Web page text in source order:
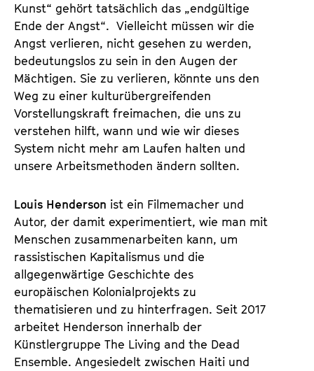
Kunst“ gehört tatsächlich das „endgültige
Ende der Angst“. Vielleicht müssen wir die
Angst verlieren, nicht gesehen zu werden,
bedeutungslos zu sein in den Augen der
Mächtigen. Sie zu verlieren, könnte uns den
Weg zu einer kulturübergreifenden
Vorstellungskraft freimachen, die uns zu
verstehen hilft, wann und wie wir dieses
System nicht mehr am Laufen halten und
unsere Arbeitsmethoden ändern sollten.
Louis Henderson ist ein Filmemacher und
Autor, der damit experimentiert, wie man mit
Menschen zusammenarbeiten kann, um
rassistischen Kapitalismus und die
allgegenwärtige Geschichte des
europäischen Kolonialprojekts zu
thematisieren und zu hinterfragen. Seit 2017
arbeitet Henderson innerhalb der
Künstlergruppe The Living and the Dead
Ensemble. Angesiedelt zwischen Haiti und